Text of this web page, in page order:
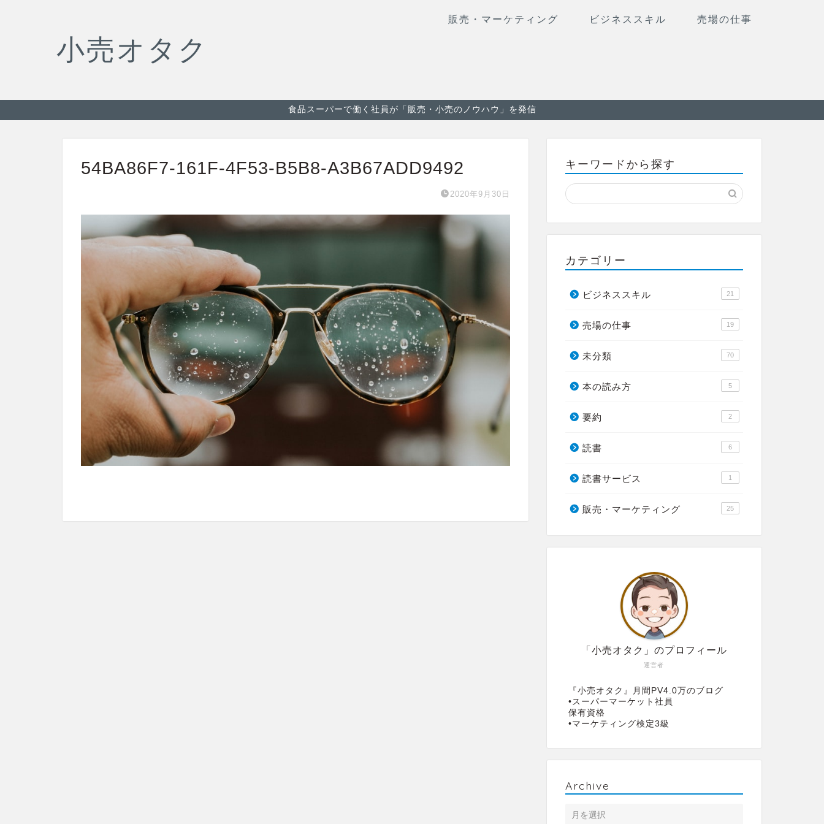
小売オタク
販売・マーケティング ビジネススキル 売場の仕事
食品スーパーで働く社員が「販売・小売のノウハウ」を発信
54BA86F7-161F-4F53-B5B8-A3B67ADD9492
2020年9月30日
キーワードから探す
カテゴリー
ビジネススキル 21
売場の仕事 19
未分類 70
本の読み方 5
要約 2
読書 6
読書サービス 1
販売・マーケティング 25
運営者
「小売オタク」のプロフィール
『小売オタク』月間PV4.0万のブログ
•スーパーマーケット社員
保有資格
•マーケティング検定3級
Archive